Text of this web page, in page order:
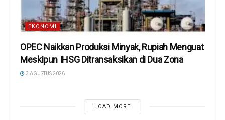
EKONOMI
OPEC Naikkan Produksi Minyak, Rupiah Menguat
Meskipun IHSG Ditransaksikan di Dua Zona
3 AGUSTUS 2026
LOAD MORE